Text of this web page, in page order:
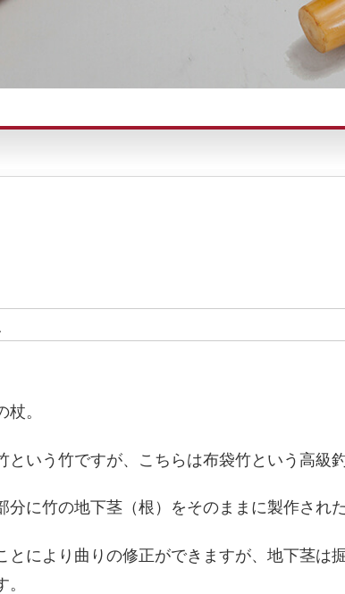
。
という竹ですが、こちらは布袋竹という高級
分に竹の地下茎（根）をそのままに製作された
とにより曲りの修正ができますが、地下茎